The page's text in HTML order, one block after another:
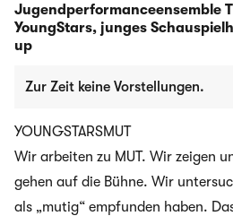
Jugendperformanceensemble
YoungStars, junges
up
Zur Zeit keine Vorstellungen.
YOUNGSTARSMUT
Wir arbeiten zu MUT. Wir zeigen
gehen auf die Bühne. Wir
als „mutig“ empfunden haben.